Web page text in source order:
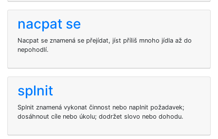
nacpat se
Nacpat se znamená se přejídat, jíst příliš mnoho jídla až do
nepohodlí.
splnit
Splnit znamená vykonat činnost nebo naplnit požadavek;
dosáhnout cíle nebo úkolu; dodržet slovo nebo dohodu.